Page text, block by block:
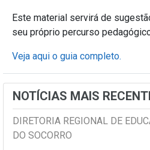
Este material servirá de
seu próprio percurso
Veja aqui o guia completo.
NOTÍCIAS MAIS
DIRETORIA REGIONAL DE
DO SOCORRO